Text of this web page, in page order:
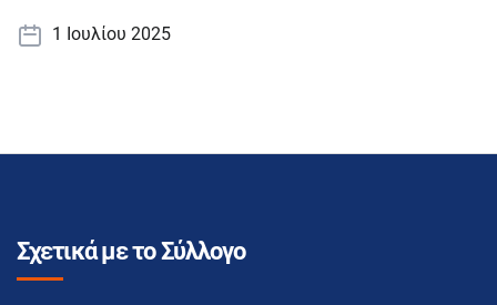
1 Ιουλίου 2025
Σχετικά με το Σύλλογο